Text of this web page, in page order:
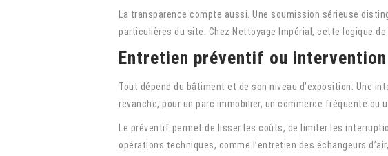
La transparence compte aussi. Une soumission sérieuse
particulières du site. Chez Nettoyage Impérial, cette logique
Entretien préventif ou
Tout dépend du bâtiment et de son niveau d’exposition. Une
revanche, pour un parc immobilier, un commerce fréquenté
Le préventif permet de lisser les coûts, de limiter les
opérations techniques, comme l’entretien des échangeurs d’air,